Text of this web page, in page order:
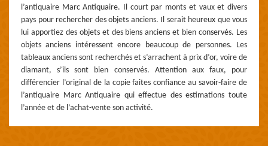
l’antiquaire Marc Antiquaire. Il court par monts et vaux et divers
pays pour rechercher des objets anciens. Il serait heureux que vous
lui apportiez des objets et des biens anciens et bien conservés. Les
objets anciens intéressent encore beaucoup de personnes. Les
tableaux anciens sont recherchés et s’arrachent à prix d’or, voire de
diamant, s’ils sont bien conservés. Attention aux faux, pour
différencier l’original de la copie faites confiance au savoir-faire de
l’antiquaire Marc Antiquaire qui effectue des estimations toute
l’année et de l’achat-vente son activité.